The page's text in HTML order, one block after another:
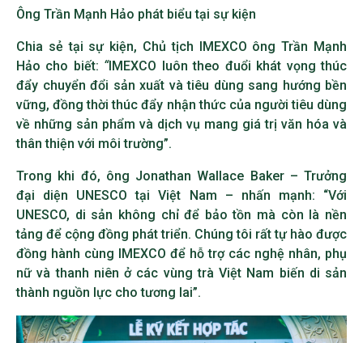
Ông Trần Mạnh Hảo phát biểu tại sự kiện
Chia sẻ tại sự kiện, Chủ tịch IMEXCO ông Trần Mạnh
Hảo cho biết: “IMEXCO luôn theo đuổi khát vọng thúc
đẩy chuyển đổi sản xuất và tiêu dùng sang hướng bền
vững, đồng thời thúc đẩy nhận thức của người tiêu dùng
về những sản phẩm và dịch vụ mang giá trị văn hóa và
thân thiện với môi trường”.
Trong khi đó, ông Jonathan Wallace Baker – Trưởng
đại diện UNESCO tại Việt Nam – nhấn mạnh: “Với
UNESCO, di sản không chỉ để bảo tồn mà còn là nền
tảng để cộng đồng phát triển. Chúng tôi rất tự hào được
đồng hành cùng IMEXCO để hỗ trợ các nghệ nhân, phụ
nữ và thanh niên ở các vùng trà Việt Nam biến di sản
thành nguồn lực cho tương lai”.